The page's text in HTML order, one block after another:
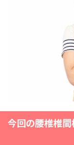
今回の腰椎椎